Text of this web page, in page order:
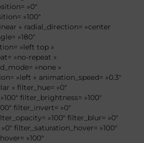
»0″
»100″
» radial_direction= »center
»180″
»left top »
»no-repeat »
»none »
»left » animation_speed= »0.3″
» filter_hue= »0″
filter_brightness= »100″
filter_invert= »0″
»100″ filter_blur= »0″
filter_saturation_hover= »100″
»100″